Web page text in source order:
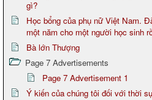
gì?
Học bổng của phụ nữ Việt Nam.
một năm cho một người học sinh
Bà lớn Thượng
Page 7 Advertisements
Page 7 Advertisement 1
Ý kiến của chúng tôi đối với thời